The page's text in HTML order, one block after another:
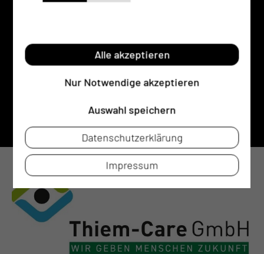
RECHTLICHES
Impressum
Cookie-Einstellungen
Alle akzeptieren
Nur Notwendige akzeptieren
Auswahl speichern
Datenschutzerklärung
Impressum